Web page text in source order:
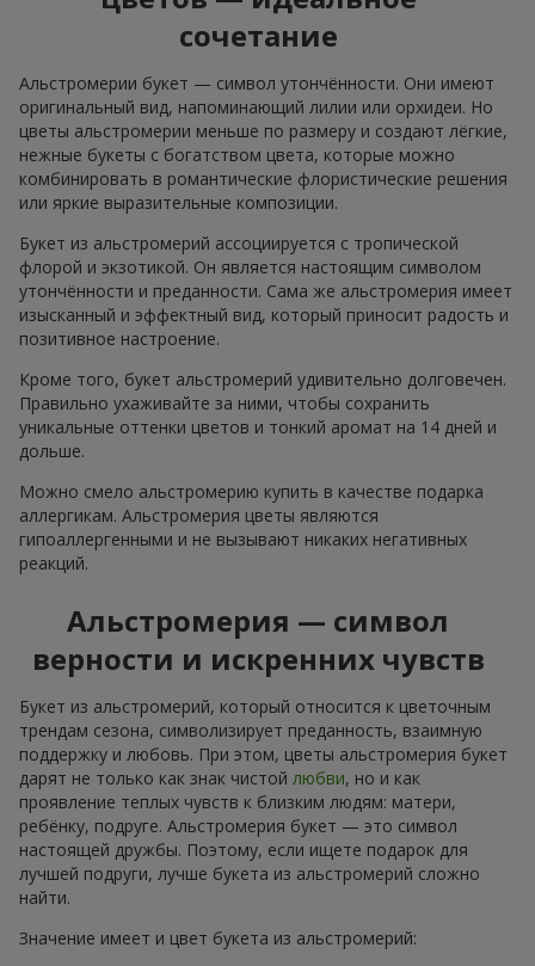
сочетание
Альстромерии букет — символ утончённости. Они имеют
оригинальный вид, напоминающий лилии или орхидеи. Но
цветы альстромерии меньше по размеру и создают лёгкие,
нежные букеты с богатством цвета, которые можно
комбинировать в романтические флористические решения
или яркие выразительные композиции.
Букет из альстромерий ассоциируется с тропической
флорой и экзотикой. Он является настоящим символом
утончённости и преданности. Сама же альстромерия имеет
изысканный и эффектный вид, который приносит радость и
позитивное настроение.
Кроме того, букет альстромерий удивительно долговечен.
Правильно ухаживайте за ними, чтобы сохранить
уникальные оттенки цветов и тонкий аромат на 14 дней и
дольше.
Можно смело альстромерию купить в качестве подарка
аллергикам. Альстромерия цветы являются
гипоаллергенными и не вызывают никаких негативных
реакций.
Альстромерия — символ
верности и искренних чувств
Букет из альстромерий, который относится к цветочным
трендам сезона, символизирует преданность, взаимную
поддержку и любовь. При этом, цветы альстромерия букет
дарят не только как знак чистой любви, но и как
проявление теплых чувств к близким людям: матери,
ребёнку, подруге. Альстромерия букет — это символ
настоящей дружбы. Поэтому, если ищете подарок для
лучшей подруги, лучше букета из альстромерий сложно
найти.
Значение имеет и цвет букета из альстромерий: